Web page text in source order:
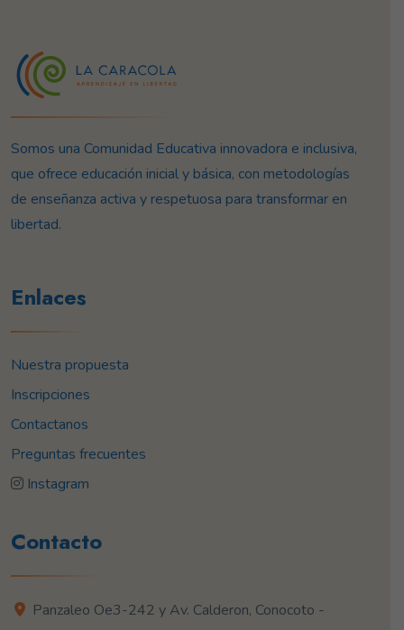
Somos una Comunidad Educativa innovadora e inclusiva,
que ofrece educación inicial y básica, con metodologías
de enseñanza activa y respetuosa para transformar en
libertad.
Enlaces
Nuestra propuesta
Inscripciones
Contactanos
Preguntas frecuentes
Instagram
Contacto
Panzaleo Oe3-242 y Av. Calderon, Conocoto -